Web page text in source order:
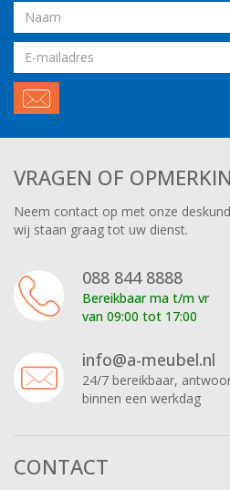
Naam
Email
VRAGEN OF
Neem contact op met onze
wij staan graag tot uw dienst.
088 844 8888
Bereikbaar ma t/m vr
van 09:00 tot 17:00
info@a-meubel.nl
24/7 bereikbaar,
binnen een werkdag
CONTACT